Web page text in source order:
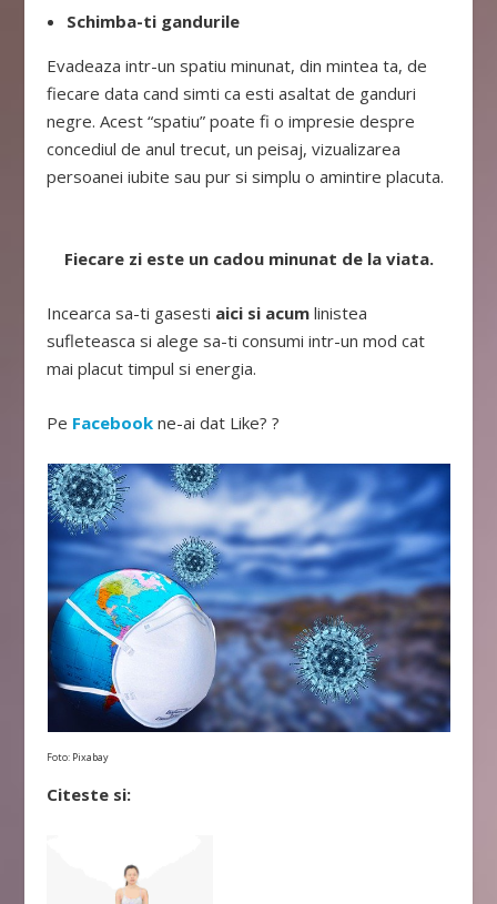
Schimba-ti gandurile
Evadeaza intr-un spatiu minunat, din mintea ta, de
fiecare data cand simti ca esti asaltat de ganduri
negre. Acest “spatiu” poate fi o impresie despre
concediul de anul trecut, un peisaj, vizualizarea
persoanei iubite sau pur si simplu o amintire placuta.
Fiecare zi este un cadou minunat de la viata.
Incearca sa-ti gasesti aici si acum linistea
sufleteasca si alege sa-ti consumi intr-un mod cat
mai placut timpul si energia.
Pe Facebook ne-ai dat Like? ?
Foto: Pixabay
Citeste si: